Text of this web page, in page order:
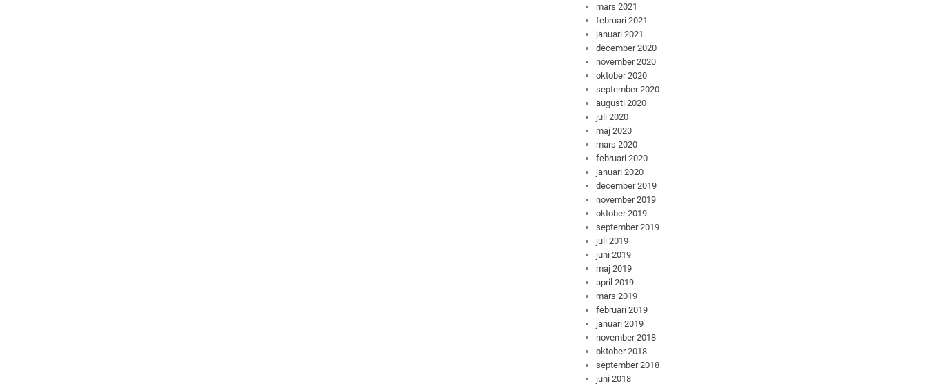
mars 2021
februari 2021
januari 2021
december 2020
november 2020
oktober 2020
september 2020
augusti 2020
juli 2020
maj 2020
mars 2020
februari 2020
januari 2020
december 2019
november 2019
oktober 2019
september 2019
juli 2019
juni 2019
maj 2019
april 2019
mars 2019
februari 2019
januari 2019
november 2018
oktober 2018
september 2018
juni 2018